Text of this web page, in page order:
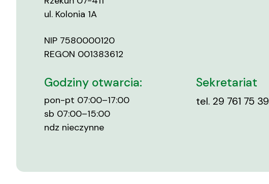
ul. Kolonia 1A
NIP 7580000120
REGON 001383612
Godziny otwarcia:
pon-pt 07:00–17:00
sb 07:00–15:00
ndz nieczynne
Sekretariat
tel. 29 761 75 39